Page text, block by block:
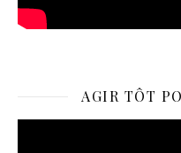
AGIR TÔT